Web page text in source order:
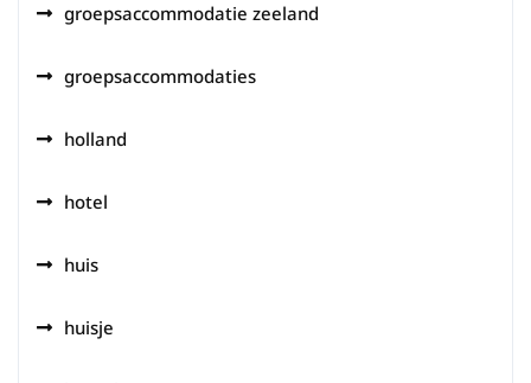
groepsaccommodatie zeeland
groepsaccommodaties
holland
hotel
huis
huisje